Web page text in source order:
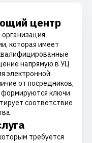
центр
которая имеет
напрямую в УЦ
электронной
от посредников,
формируются ключи
соответствие
требуется